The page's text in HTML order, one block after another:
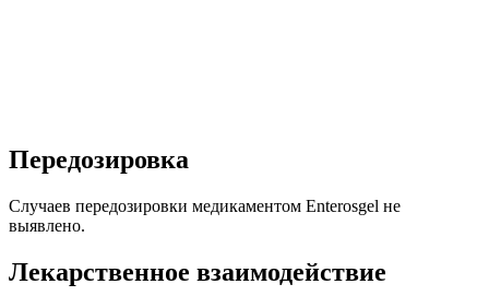
Передозировка
Случаев передозировки медикаментом Enterosgel не
выявлено.
Лекарственное взаимодействие